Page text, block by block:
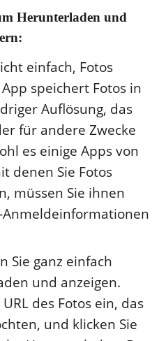
Herunterladen und
einfach, Fotos
speichert Fotos in
Auflösung, das
für andere Zwecke
es einige Apps von
denen Sie Fotos
müssen Sie ihnen
Sie ganz einfach
und anzeigen.
des Fotos ein, das
und klicken Sie